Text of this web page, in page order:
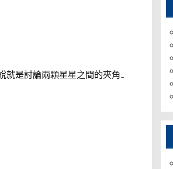
就是討論兩顆星星之間的夾角…